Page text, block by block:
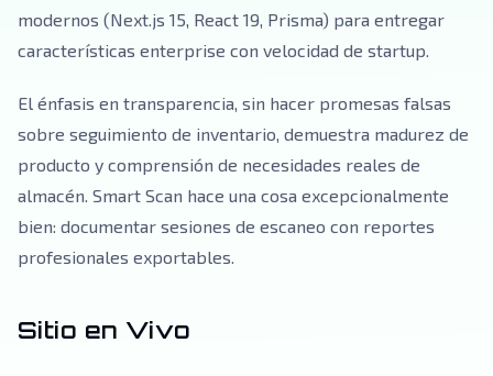
modernos (Next.js 15, React 19, Prisma) para entregar
características enterprise con velocidad de startup.
El énfasis en transparencia, sin hacer promesas falsas
sobre seguimiento de inventario, demuestra madurez de
producto y comprensión de necesidades reales de
almacén. Smart Scan hace una cosa excepcionalmente
bien: documentar sesiones de escaneo con reportes
profesionales exportables.
Sitio en Vivo